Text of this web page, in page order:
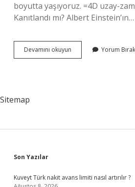
boyutta yaşıyoruz. =4D uzay-
Kanıtlandı mı? Albert Einstein’ın…
Devamını okuyun Evrendeki
4
Yorum Bırak
Sitemap
Sidebar
Son Yazılar
Kuveyt Türk nakit avans limiti nasıl artırılır ?